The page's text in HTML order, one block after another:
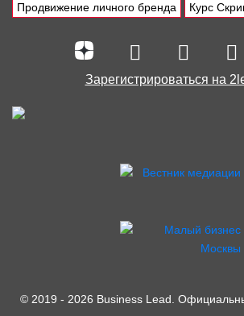
Продвижение личного бренда
Курс
Зарегистрироваться на
© 2019 - 2026 Business Lead.